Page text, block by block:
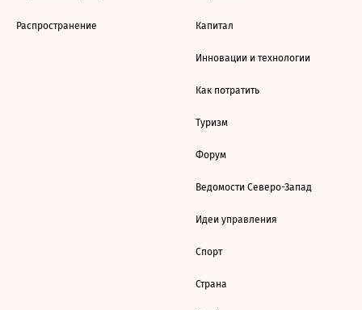
Распространение Капитал
Инновации и технологии
Как потратить
Туризм
Форум
Ведомости Северо-Запад
Идеи управления
Спорт
Страна